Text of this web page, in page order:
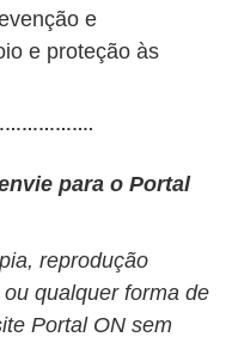
e
e proteção às
para o Portal
reprodução
qualquer forma de
Portal ON sem